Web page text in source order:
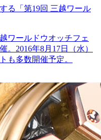
る「第19回 三越ワール
ワールドウオッチフェ
。2016年8月17日（水）
も多数開催予定。